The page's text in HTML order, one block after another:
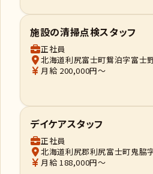
施設の清掃点検スタッフ
正社員
北海道利尻富士町鴛泊字富士
月給 200,000円～
デイケアスタッフ
正社員
北海道利尻郡利尻富士町鬼脇
月給 188,000円～